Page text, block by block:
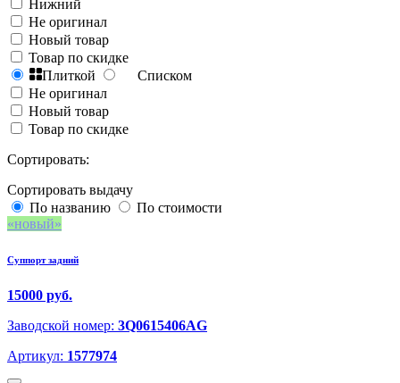
Нижний
Не оригинал
Новый товар
Товар по скидке
Плиткой
Списком
Не оригинал
Новый товар
Товар по скидке
Сортировать:
Сортировать выдачу
По названию
По стоимости
новый
Суппорт задний
15000 руб.
Заводской номер: 3Q0615406AG
Артикул: 1577974